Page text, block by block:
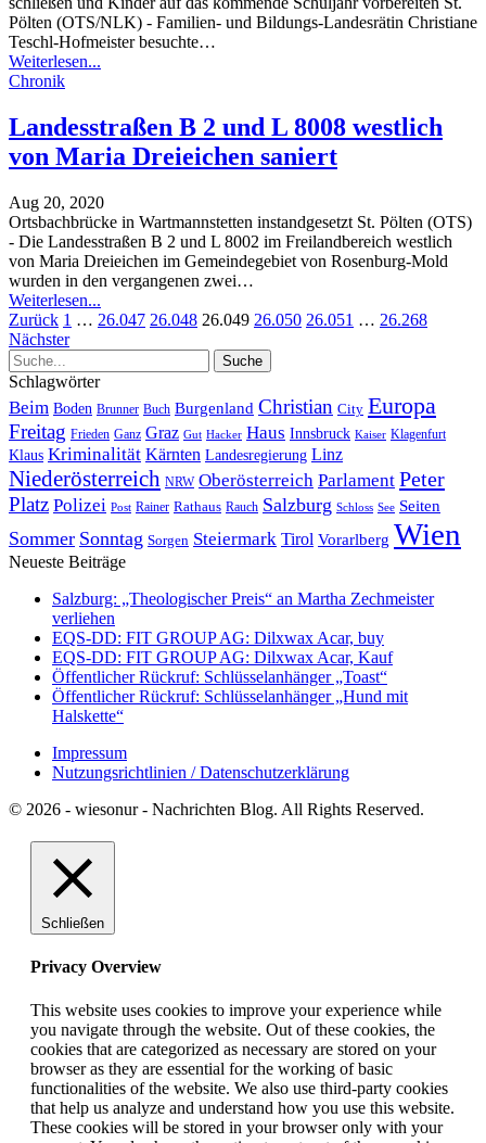
Pölten (OTS/NLK) - Familien- und Bildungs-Landesrätin Christiane
Teschl-Hofmeister besuchte…
Weiterlesen...
Chronik
Landesstraßen B 2 und L 8008 westlich
von Maria Dreieichen saniert
Aug 20, 2020
Ortsbachbrücke in Wartmannstetten instandgesetzt St. Pölten (OTS)
- Die Landesstraßen B 2 und L 8002 im Freilandbereich westlich
von Maria Dreieichen im Gemeindegebiet von Rosenburg-Mold
wurden in den vergangenen zwei…
Weiterlesen...
Zurück 1 … 26.047 26.048 26.049 26.050 26.051 … 26.268
Nächster
Schlagwörter
Beim Boden Brunner Buch Burgenland Christian City Europa
Freitag Frieden Ganz Graz Gut Hacker Haus Innsbruck Kaiser Klagenfurt
Klaus Kriminalität Kärnten Landesregierung Linz
Niederösterreich NRW Oberösterreich Parlament Peter
Platz Polizei Post Rainer Rathaus Rauch Salzburg Schloss See Seiten
Sommer Sonntag Sorgen Steiermark Tirol Vorarlberg Wien
Neueste Beiträge
Salzburg: „Theologischer Preis“ an Martha Zechmeister
verliehen
EQS-DD: FIT GROUP AG: Dilxwax Acar, buy
EQS-DD: FIT GROUP AG: Dilxwax Acar, Kauf
Öffentlicher Rückruf: Schlüsselanhänger „Toast“
Öffentlicher Rückruf: Schlüsselanhänger „Hund mit
Halskette“
Impressum
Nutzungsrichtlinien / Datenschutzerklärung
© 2026 - wiesonur - Nachrichten Blog. All Rights Reserved.
Schließen
Privacy Overview
This website uses cookies to improve your experience while
you navigate through the website. Out of these cookies, the
cookies that are categorized as necessary are stored on your
browser as they are essential for the working of basic
functionalities of the website. We also use third-party cookies
that help us analyze and understand how you use this website.
These cookies will be stored in your browser only with your